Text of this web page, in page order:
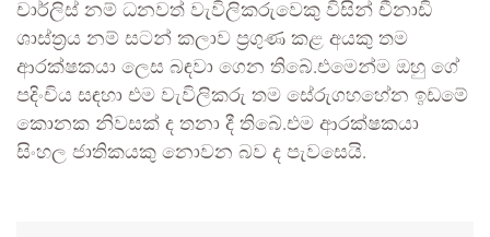
චාර්ලිස් නම් ධනවත් වැවිලිකරුවෙකු විසින් චීනාඩි
ශාස්ත්‍රය නම් සටන් කලාව ප්‍රගුණ කළ අයකු තම
ආරක්ෂකයා ලෙස බඳවා ගෙන තිබේ.එමෙන්ම ඔහු ගේ
පදිංචිය සඳහා එම වැවිලිකරු තම සේරුගහහේන ඉඩමේ
කොනක නිවසක් ද තනා දී තිබේ.එම ආරක්ෂකයා
සිංහල ජාතිකයකු නොවන බව ද පැවසෙයි.